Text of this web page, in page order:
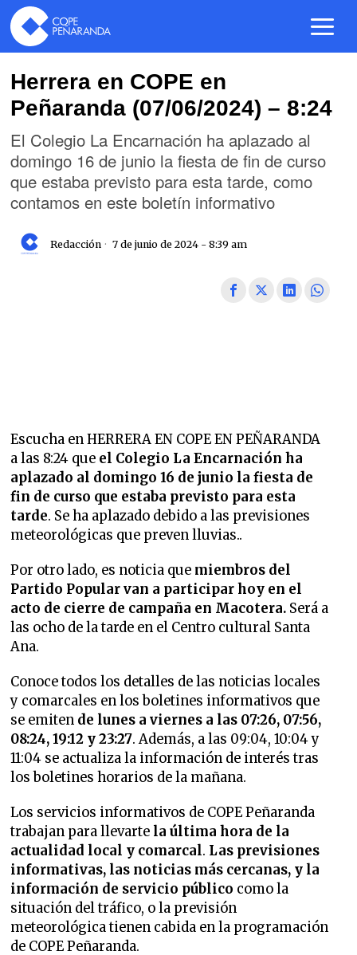
Herrera en COPE en
Peñaranda (07/06/2024) – 8:24
El Colegio La Encarnación ha aplazado al
domingo 16 de junio la fiesta de fin de curso
que estaba previsto para esta tarde, como
contamos en este boletín informativo
Redacción 7 de junio de 2024 - 8:39 am
Escucha en HERRERA EN COPE EN PEÑARANDA
a las 8:24 que el Colegio La Encarnación ha
aplazado al domingo 16 de junio la fiesta de
fin de curso que estaba previsto para esta
tarde. Se ha aplazado debido a las previsiones
meteorológicas que preven lluvias..
Por otro lado, es noticia que miembros del
Partido Popular van a participar hoy en el
acto de cierre de campaña en Macotera. Será a
las ocho de la tarde en el Centro cultural Santa
Ana.
Conoce todos los detalles de las noticias locales
y comarcales en los boletines informativos que
se emiten de lunes a viernes a las 07:26, 07:56,
08:24, 19:12 y 23:27. Además, a las 09:04, 10:04 y
11:04 se actualiza la información de interés tras
los boletines horarios de la mañana.
Los servicios informativos de COPE Peñaranda
trabajan para llevarte la última hora de la
actualidad local y comarcal. Las previsiones
informativas, las noticias más cercanas, y la
información de servicio público como la
situación del tráfico, o la previsión
meteorológica tienen cabida en la programación
de COPE Peñaranda.